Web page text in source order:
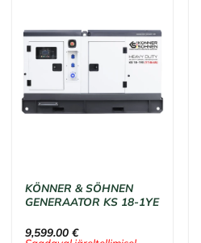
KÖNNER & SÖHNEN
GENERAATOR KS 18-1YE
9,599.00€